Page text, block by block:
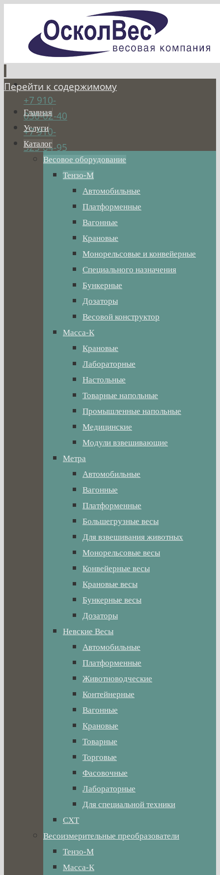
+7 910-
030-02-40
+7 910-
325-04-95
Перейти к содержимому
Главная
Услуги
Каталог
Весовое оборудование
Тензо-М
Автомобильные
Платформенные
Вагонные
Крановые
Монорельсовые и конвейерные
Специального назначения
Бункерные
Дозаторы
Весовой конструктор
Масса-К
Крановые
Лабораторные
Настольные
Товарные напольные
Промышленные напольные
Медицинские
Модули взвешивающие
Метра
Автомобильные
Вагонные
Платформенные
Большегрузные весы
Для взвешивания животных
Монорельсовые весы
Конвейерные весы
Крановые весы
Бункерные весы
Дозаторы
Невские Весы
Автомобильные
Платформенные
Животноводческие
Контейнерные
Вагонные
Крановые
Товарные
Торговые
Фасовочные
Лабораторные
Для специальной техники
СХТ
Весоизмерительные преобразователи
Тензо-М
Масса-К